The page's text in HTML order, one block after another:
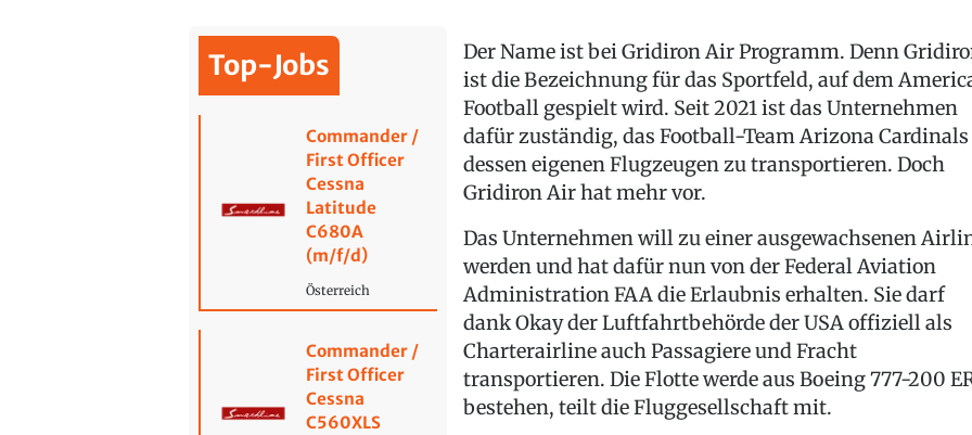
Top-Jobs
Commander /
First Officer
Cessna
Latitude
C680A
(m/f/d)
Österreich
Commander /
First Officer
Cessna
C560XLS
Der Name ist bei Gridiron Air Programm. Denn
ist die Bezeichnung für das Sportfeld, auf dem
Football gespielt wird. Seit 2021 ist das Unternehmen
dafür zuständig, das Football-Team Arizona
dessen eigenen Flugzeugen zu transportieren. Doch
Gridiron Air hat mehr vor.
Das Unternehmen will zu einer ausgewachsenen
werden und hat dafür nun von der Federal Aviation
Administration FAA die Erlaubnis erhalten. Sie darf
dank Okay der Luftfahrtbehörde der USA offiziell als
Charterairline auch Passagiere und Fracht
transportieren. Die Flotte werde aus Boeing 777-200
bestehen, teilt die Fluggesellschaft mit.